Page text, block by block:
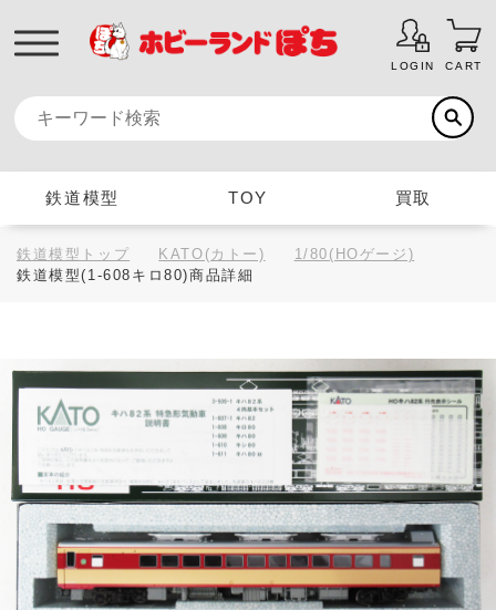
LOGIN CART
鉄道模型 TOY 買取
鉄道模型トップ KATO(カトー)
1/80(HOゲージ)
鉄道模型(1-608キロ80)商品詳細